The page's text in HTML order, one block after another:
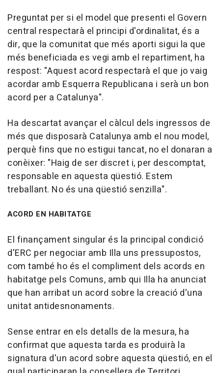
Preguntat per si el model que presenti el Govern
central respectarà el principi d'ordinalitat, és a
dir, que la comunitat que més aporti sigui la que
més beneficiada es vegi amb el repartiment, ha
respost: "Aquest acord respectarà el que jo vaig
acordar amb Esquerra Republicana i serà un bon
acord per a Catalunya".
Ha descartat avançar el càlcul dels ingressos de
més que disposarà Catalunya amb el nou model,
perquè fins que no estigui tancat, no el donaran a
conèixer: "Haig de ser discret i, per descomptat,
responsable en aquesta qüestió. Estem
treballant. No és una qüestió senzilla".
ACORD EN HABITATGE
El finançament singular és la principal condició
d'ERC per negociar amb Illa uns pressupostos,
com també ho és el compliment dels acords en
habitatge pels Comuns, amb qui Illa ha anunciat
que han arribat un acord sobre la creació d'una
unitat antidesnonaments.
Sense entrar en els detalls de la mesura, ha
confirmat que aquesta tarda es produirà la
signatura d'un acord sobre aquesta qüestió, en el